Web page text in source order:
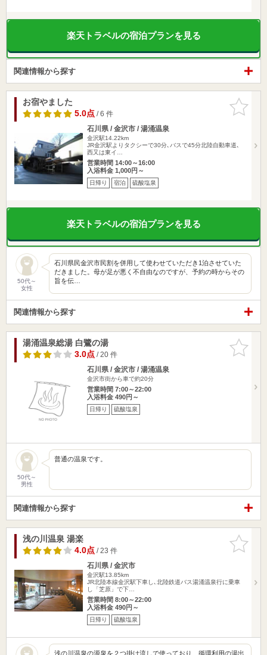
楽天トラベルの宿泊プランを見る
関連情報から探す
お気に入
りに追加
お宿やました
5.0点/ 6 件
石川県 / 金沢市 / 湯涌温泉
金沢駅14.22km
JR金沢駅よりタクシーで30分､バスで45分北陸自動車道､
西又は東イ…
営業時間 14:00～16:00
入浴料金 1,000円～
日帰り 宿泊 硫酸塩泉
楽天トラベルの宿泊プランを見る
50代～
女性
石川県民金沢市民割を併用して使わせていただき1泊させていた
だきました。母が足が悪く不自由なのですが、予約の時からその
旨を伝…
関連情報から探す
お気に入
りに追加
湯涌温泉総湯 白鷺の湯
3.0点/ 20 件
石川県 / 金沢市 / 湯涌温泉
金沢市街から車で約20分
営業時間 7:00～22:00
入浴料金 490円～
日帰り 硫酸塩泉
50代～
男性
普通の温泉です。
関連情報から探す
お気に入
りに追加
浅の川温泉 湯楽
4.0点/ 23 件
石川県 / 金沢市
金沢駅13.85km
JR北陸本線金沢駅下車し､北陸鉄道バス湯涌温泉行に乗車
し「芝原」で下…
営業時間 8:00～22:00
入浴料金 490円～
日帰り 硫酸塩泉
浅の川温泉の源泉を２つ掛け流しで使っており、循環利用の湯出